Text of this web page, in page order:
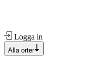
Logga in
Alla orter